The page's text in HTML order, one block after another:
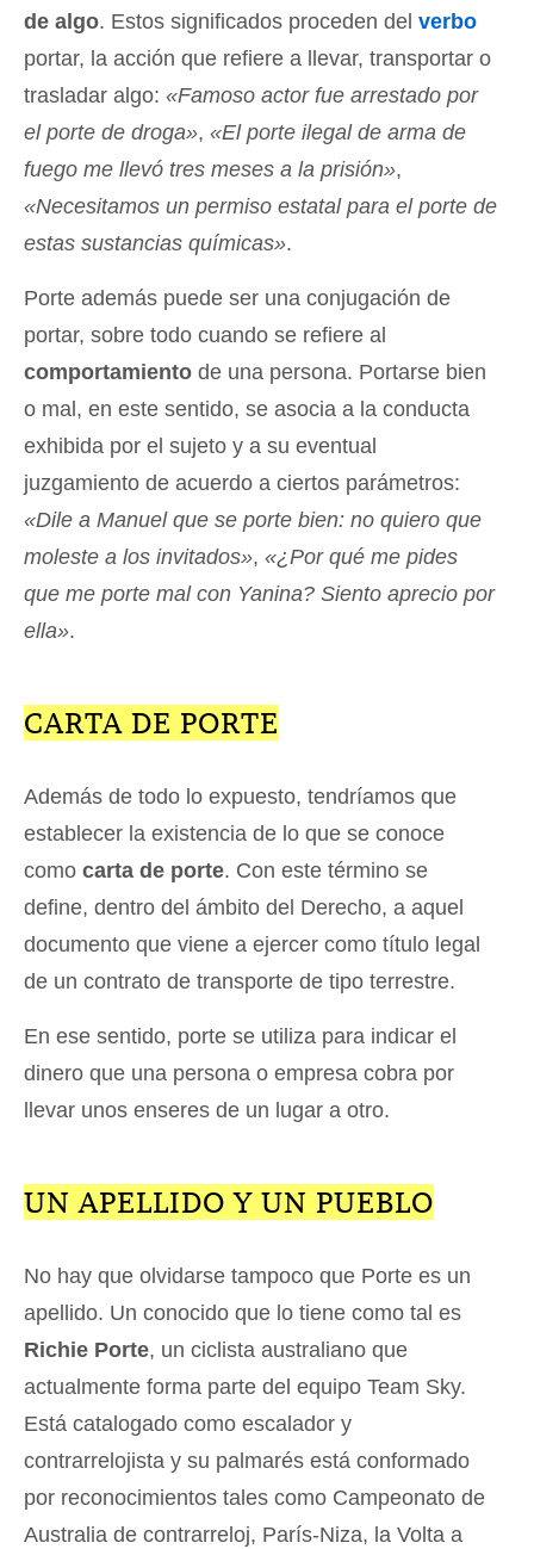
de algo. Estos significados proceden del verbo
portar, la acción que refiere a llevar, transportar o
trasladar algo: «Famoso actor fue arrestado por
el porte de droga», «El porte ilegal de arma de
fuego me llevó tres meses a la prisión»,
«Necesitamos un permiso estatal para el porte de
estas sustancias químicas».
Porte además puede ser una conjugación de
portar, sobre todo cuando se refiere al
comportamiento de una persona. Portarse bien
o mal, en este sentido, se asocia a la conducta
exhibida por el sujeto y a su eventual
juzgamiento de acuerdo a ciertos parámetros:
«Dile a Manuel que se porte bien: no quiero que
moleste a los invitados», «¿Por qué me pides
que me porte mal con Yanina? Siento aprecio por
ella».
CARTA DE PORTE
Además de todo lo expuesto, tendríamos que
establecer la existencia de lo que se conoce
como carta de porte. Con este término se
define, dentro del ámbito del Derecho, a aquel
documento que viene a ejercer como título legal
de un contrato de transporte de tipo terrestre.
En ese sentido, porte se utiliza para indicar el
dinero que una persona o empresa cobra por
llevar unos enseres de un lugar a otro.
UN APELLIDO Y UN PUEBLO
No hay que olvidarse tampoco que Porte es un
apellido. Un conocido que lo tiene como tal es
Richie Porte, un ciclista australiano que
actualmente forma parte del equipo Team Sky.
Está catalogado como escalador y
contrarrelojista y su palmarés está conformado
por reconocimientos tales como Campeonato de
Australia de contrarreloj, París-Niza, la Volta a